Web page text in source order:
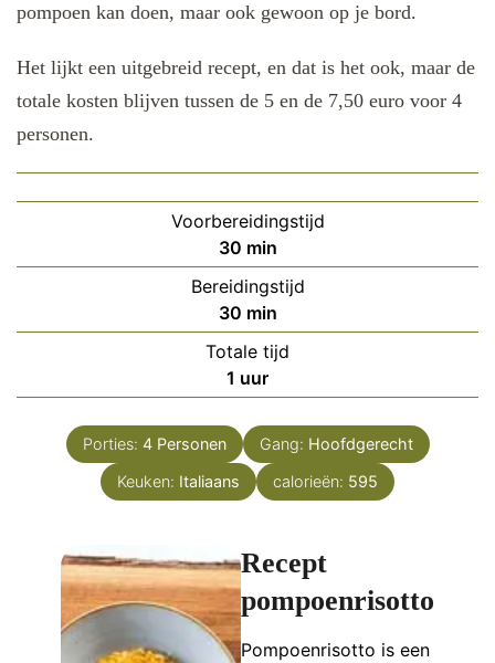
pompoen kan doen, maar ook gewoon op je bord.
Het lijkt een uitgebreid recept, en dat is het ook, maar de
totale kosten blijven tussen de 5 en de 7,50 euro voor 4
personen.
Voorbereidingstijd
30minuten
min
Bereidingstijd
30minuten
min
Totale tijd
1 uur
uur
Porties: 4 Personen Gang: Hoofdgerecht
Keuken: Italiaans calorieën: 595
Recept
pompoenrisotto
Pompoenrisotto is een